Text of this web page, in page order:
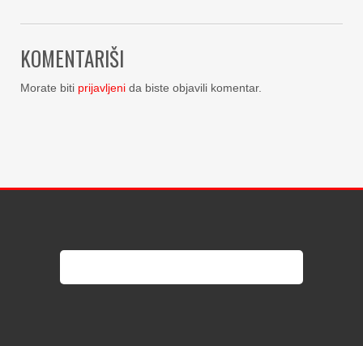
KOMENTARIŠI
Morate biti prijavljeni da biste objavili komentar.